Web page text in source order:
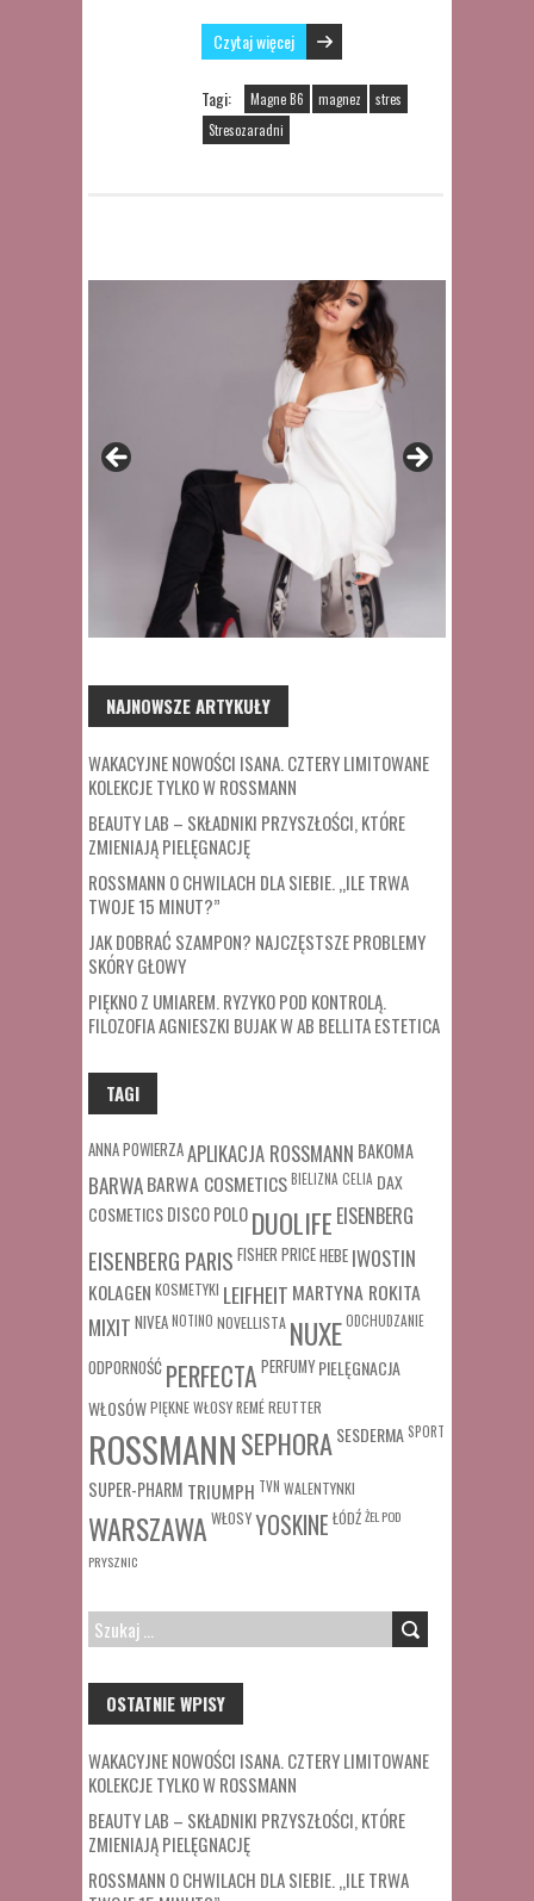
Czytaj więcej
Tagi: Magne B6 magnez
stres
Stresozaradni
NAJNOWSZE ARTYKUŁY
WAKACYJNE NOWOŚCI ISANA. CZTERY LIMITOWANE
KOLEKCJE TYLKO W ROSSMANN
BEAUTY LAB – SKŁADNIKI PRZYSZŁOŚCI, KTÓRE
ZMIENIAJĄ PIELĘGNACJĘ
ROSSMANN O CHWILACH DLA SIEBIE. „ILE TRWA
TWOJE 15 MINUT?”
JAK DOBRAĆ SZAMPON? NAJCZĘSTSZE PROBLEMY
SKÓRY GŁOWY
PIĘKNO Z UMIAREM. RYZYKO POD KONTROLĄ.
FILOZOFIA AGNIESZKI BUJAK W AB BELLITA ESTETICA
TAGI
ANNA POWIERZAAPLIKACJA ROSSMANN BAKOMA
BARWABARWA COSMETICSBIELIZNA CELIA DAX
COSMETICSDISCO POLODUOLIFE EISENBERG
EISENBERG PARIS FISHER PRICEHEBE IWOSTIN
KOLAGEN KOSMETYKI LEIFHEIT MARTYNA ROKITA
MIXIT NIVEANOTINO NOVELLISTA NUXEODCHUDZANIE
ODPORNOŚĆ PERFECTA PERFUMY PIELĘGNACJA
WŁOSÓWPIĘKNE WŁOSYREMÉREUTTER
ROSSMANNSEPHORASESDERMA SPORT
SUPER-PHARM TRIUMPH TVN WALENTYNKI
WARSZAWA WŁOSYYOSKINE ŁÓDŹŻEL POD
PRYSZNIC
SZUKAJ:
OSTATNIE WPISY
WAKACYJNE NOWOŚCI ISANA. CZTERY LIMITOWANE
KOLEKCJE TYLKO W ROSSMANN
BEAUTY LAB – SKŁADNIKI PRZYSZŁOŚCI, KTÓRE
ZMIENIAJĄ PIELĘGNACJĘ
ROSSMANN O CHWILACH DLA SIEBIE. „ILE TRWA